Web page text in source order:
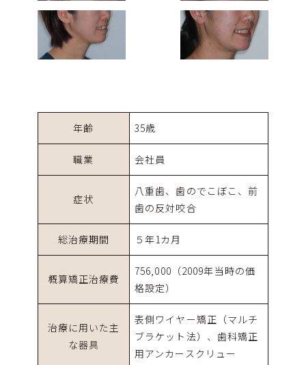
年齢 35歳
職業 会社員
症状
八重歯、歯のでこぼこ、前
歯の反対咬合
総治療期間 ５年1カ月
概算矯正治療費
756,000（2009年当時の価
格設定）
治療に用いた主
な器具
表側ワイヤー矯正（マルチ
ブラケット法）、歯科矯正
用アンカースクリュー